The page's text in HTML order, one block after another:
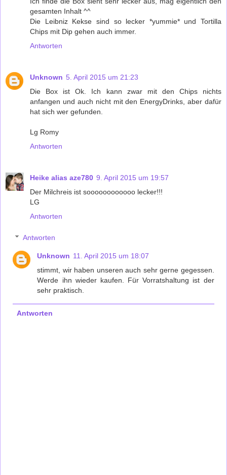
gesamten Inhalt ^^
Die Leibniz Kekse sind so lecker *yummie* und Tortilla
Chips mit Dip gehen auch immer.
Antworten
Unknown 5. April 2015 um 21:23
Die Box ist Ok. Ich kann zwar mit den Chips nichts
anfangen und auch nicht mit den EnergyDrinks, aber dafür
hat sich wer gefunden.
Lg Romy
Antworten
Heike alias aze780 9. April 2015 um 19:57
Der Milchreis ist soooooooooooo lecker!!!
LG
Antworten
Antworten
Unknown 11. April 2015 um 18:07
stimmt, wir haben unseren auch sehr gerne gegessen.
Werde ihn wieder kaufen. Für Vorratshaltung ist der
sehr praktisch.
Antworten